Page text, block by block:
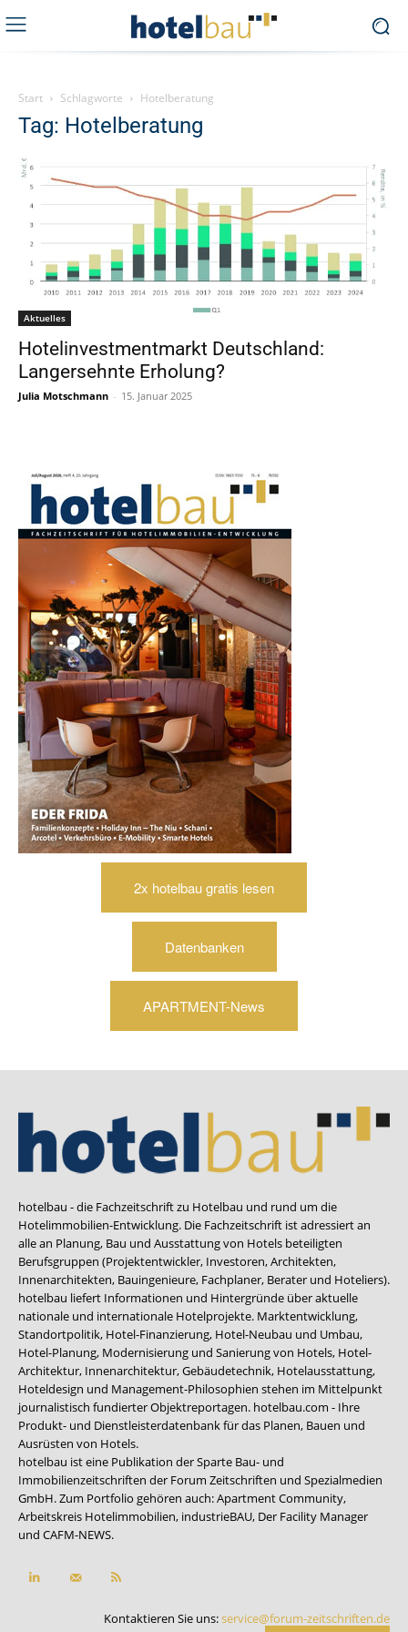
Start Schlagworte Hotelberatung
Tag: Hotelberatung
Aktuelles
Hotelinvestmentmarkt Deutschland:
Langersehnte Erholung?
Julia Motschmann - 15. Januar 2025
2x hotelbau gratis lesen
Datenbanken
APARTMENT-News
hotelbau - die Fachzeitschrift zu Hotelbau und rund um die
Hotelimmobilien-Entwicklung. Die Fachzeitschrift ist adressiert an
alle an Planung, Bau und Ausstattung von Hotels beteiligten
Berufsgruppen (Projektentwickler, Investoren, Architekten,
Innenarchitekten, Bauingenieure, Fachplaner, Berater und Hoteliers).
hotelbau liefert Informationen und Hintergründe über aktuelle
nationale und internationale Hotelprojekte. Marktentwicklung,
Standortpolitik, Hotel-Finanzierung, Hotel-Neubau und Umbau,
Hotel-Planung, Modernisierung und Sanierung von Hotels, Hotel-
Architektur, Innenarchitektur, Gebäudetechnik, Hotelausstattung,
Hoteldesign und Management-Philosophien stehen im Mittelpunkt
journalistisch fundierter Objektreportagen. hotelbau.com - Ihre
Produkt- und Dienstleisterdatenbank für das Planen, Bauen und
Ausrüsten von Hotels.
hotelbau ist eine Publikation der Sparte Bau- und
Immobilienzeitschriften der Forum Zeitschriften und Spezialmedien
GmbH. Zum Portfolio gehören auch:Apartment Community,
Arbeitskreis Hotelimmobilien, industrieBAU, Der Facility Manager
und CAFM-NEWS.
Kontaktieren Sie uns:service@forum-zeitschriften.de